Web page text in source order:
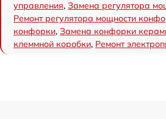
управления, Замена регулятора
Ремонт регулятора мощности
конфорки, Замена конфорки
клеммной коробки, Ремонт